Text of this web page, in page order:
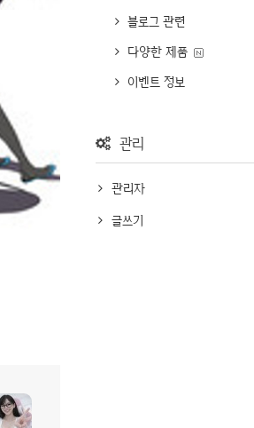
블로그 관련
다양한 제품
이벤트 정보
관리
관리자
글쓰기